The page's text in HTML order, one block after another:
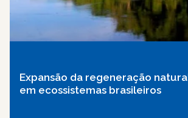
Expansão da regeneração
em ecossistemas brasileiros